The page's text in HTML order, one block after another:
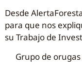
Desde
para que nos
su Trabajo de
Grupo de